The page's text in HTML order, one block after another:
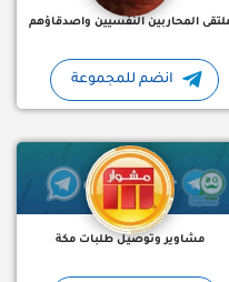
المحاربين النفسيين واصدقاؤهم
انضم للمجموعة
السلطان للعناية الجسدية المرأة
مشاوير وتوصيل طلبات مكة
قروب تلجرام متخصصة بـ